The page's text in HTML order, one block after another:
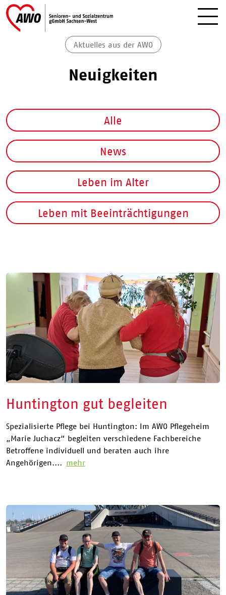
Aktuelles aus der AWO
Neuigkeiten
Alle
News
Leben im Alter
Leben mit Beeinträchtigungen
Huntington gut begleiten
Spezialisierte Pflege bei Huntington: Im AWO Pflegeheim
„Marie Juchacz“ begleiten verschiedene Fachbereiche
Betroffene individuell und beraten auch ihre
Angehörigen.... mehr